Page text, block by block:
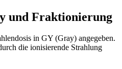
und Fraktionierung
in GY (Gray) angegeben.
die ionisierende Strahlung